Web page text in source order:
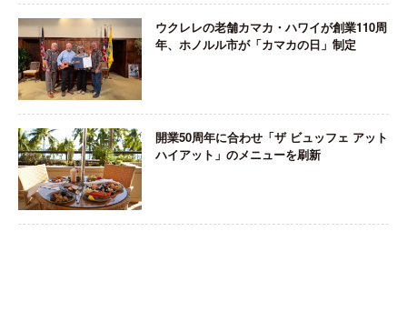
ウクレレの老舗カマカ・ハワイが創業110周
年、ホノルル市が「カマカの日」制定
開業50周年に合わせ「ザ ビュッフェ アット
ハイアット」のメニューを刷新